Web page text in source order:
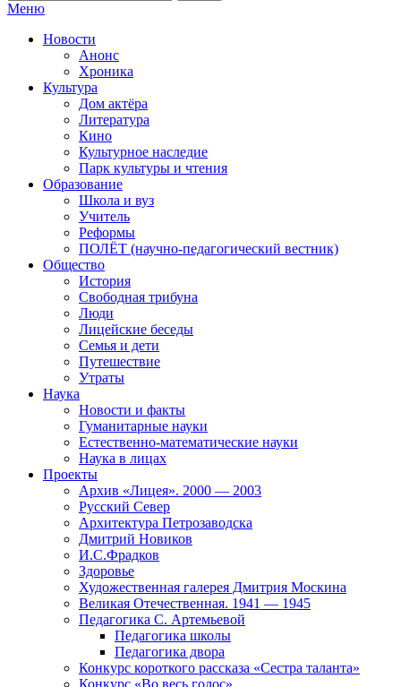
Меню
Новости
Анонс
Хроника
Культура
Дом актёра
Литература
Кино
Культурное наследие
Парк культуры и чтения
Образование
Школа и вуз
Учитель
Реформы
ПОЛЁТ (научно-педагогический вестник)
Общество
История
Свободная трибуна
Люди
Лицейские беседы
Семья и дети
Путешествие
Утраты
Наука
Новости и факты
Гуманитарные науки
Естественно-математические науки
Наука в лицах
Проекты
Архив «Лицея». 2000 — 2003
Русский Север
Архитектура Петрозаводска
Дмитрий Новиков
И.С.Фрадков
Здоровье
Художественная галерея Дмитрия Москина
Великая Отечественная. 1941 — 1945
Педагогика С. Артемьевой
Педагогика школы
Педагогика двора
Конкурс короткого рассказа «Сестра таланта»